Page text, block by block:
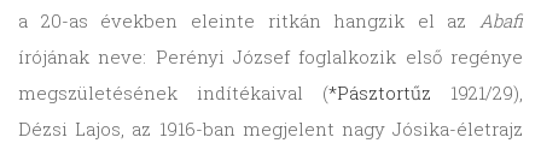
a 20-as években eleinte ritkán hangzik el az Abafi
írójának neve: Perényi József foglalkozik első regénye
megszületésének indítékaival (*Pásztortűz 1921/29),
Dézsi Lajos, az 1916-ban megjelent nagy Jósika-életrajz